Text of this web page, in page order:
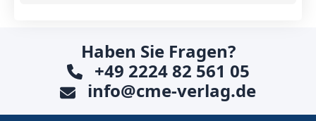
Haben Sie Fragen?
+49 2224 82 561 05
info@cme-verlag.de